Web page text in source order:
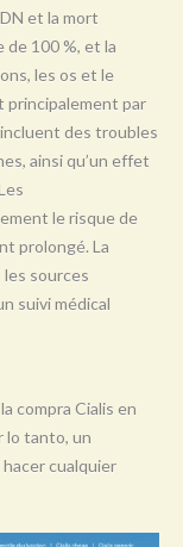
et la mort
de 100 %, et la
les os et le
principalement par
des troubles
ainsi qu’un effet
le risque de
prolongé. La
les sources
suivi médical
compra Cialis en
lo tanto, un
cualquier